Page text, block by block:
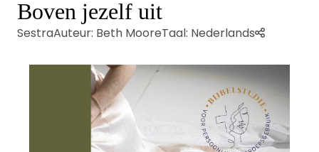
Boven jezelf uit
SestraAuteur: Beth MooreTaal: Nederlands